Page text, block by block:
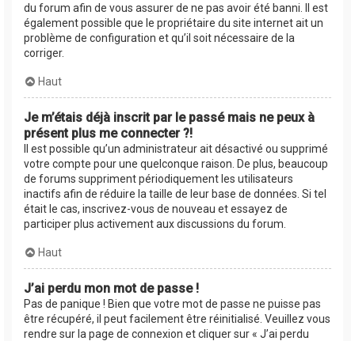
du forum afin de vous assurer de ne pas avoir été banni. Il est
également possible que le propriétaire du site internet ait un
problème de configuration et qu’il soit nécessaire de la
corriger.
Haut
Je m’étais déjà inscrit par le passé mais ne peux à
présent plus me connecter ?!
Il est possible qu’un administrateur ait désactivé ou supprimé
votre compte pour une quelconque raison. De plus, beaucoup
de forums suppriment périodiquement les utilisateurs
inactifs afin de réduire la taille de leur base de données. Si tel
était le cas, inscrivez-vous de nouveau et essayez de
participer plus activement aux discussions du forum.
Haut
J’ai perdu mon mot de passe !
Pas de panique ! Bien que votre mot de passe ne puisse pas
être récupéré, il peut facilement être réinitialisé. Veuillez vous
rendre sur la page de connexion et cliquer sur « J’ai perdu